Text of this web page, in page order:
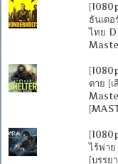
ธันเด
ไทย
ตาย [
ไร้พ่า
[บรรย